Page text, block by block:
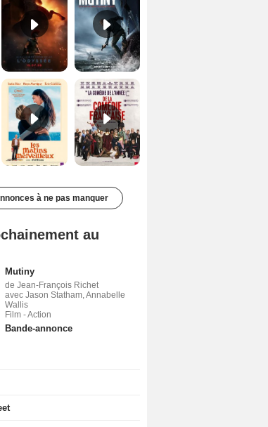
Les Matins merveilleux Bande-annonce VF De la Comédie-Française Teaser VF
à ne pas manquer
au
Mutiny
de Jean-François Richet
avec Jason Statham, Annabelle
Wallis
Film - Action
Bande-annonce